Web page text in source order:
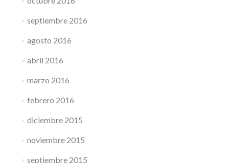
septiembre 2016
agosto 2016
abril 2016
marzo 2016
febrero 2016
diciembre 2015
noviembre 2015
septiembre 2015